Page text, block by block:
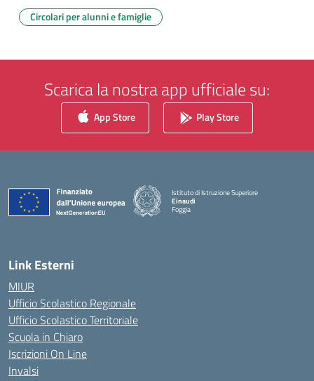
Circolari per alunni e famiglie
Scarica la nostra app ufficiale su:
App Store Play Store
Istituto di Istruzione Superiore
Einaudi
Foggia
— Visita la pagina iniziale della scuola
Link Esterni
MIUR
Ufficio Scolastico Regionale
Ufficio Scolastico Territoriale
Scuola in Chiaro
Iscrizioni On Line
Invalsi